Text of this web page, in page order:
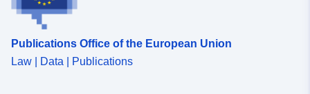
Publications Office of the European Union
Law | Data | Publications